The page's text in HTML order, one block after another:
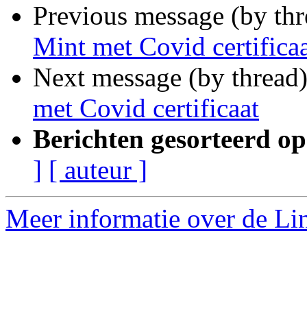
Previous message (by
Mint met Covid
Next message (by
met Covid certificaat
Berichten gesorteerd
] [ auteur ]
Meer informatie over de